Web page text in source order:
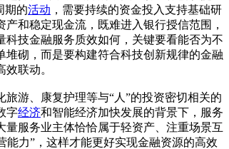
期的活动 ，需要持续的资金投入支持基础研
和稳定现金流，既难进入银行授信范围，
技金融服务质效如何，关键要看能否为不
砌，而是要构建符合科技创新规律的金融
联动。
游、康复护理等与“人”的投资密切相关的
字经济和智能经济加快发展的背景下，服务
服务业主体恰恰属于轻资产、注重场景互
能力”，这样才能更好实现金融资源的高效